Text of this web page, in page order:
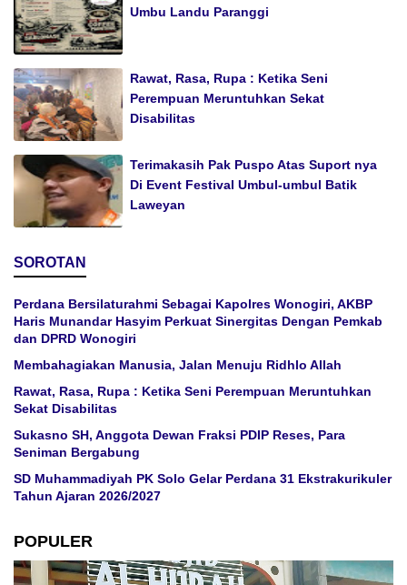
Umbu Landu Paranggi
Rawat, Rasa, Rupa : Ketika Seni
Perempuan Meruntuhkan Sekat
Disabilitas
Terimakasih Pak Puspo Atas Suport nya
Di Event Festival Umbul-umbul Batik
Laweyan
SOROTAN
Perdana Bersilaturahmi Sebagai Kapolres Wonogiri, AKBP
Haris Munandar Hasyim Perkuat Sinergitas Dengan Pemkab
dan DPRD Wonogiri
Membahagiakan Manusia, Jalan Menuju Ridhlo Allah
Rawat, Rasa, Rupa : Ketika Seni Perempuan Meruntuhkan
Sekat Disabilitas
Sukasno SH, Anggota Dewan Fraksi PDIP Reses, Para
Seniman Bergabung
SD Muhammadiyah PK Solo Gelar Perdana 31 Ekstrakurikuler
Tahun Ajaran 2026/2027
POPULER